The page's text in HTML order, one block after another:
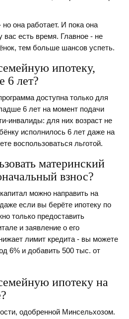
она работает. И пока она
вас есть время. Главное - не
тем больше шансов успеть.
ипотеку,
6 лет?
доступна только для
6 лет на момент подачи
инвалиды: для них возраст не
исполнилось 6 лет даже на
воспользоваться льготой.
материнский
взнос?
можно направить на
если вы берёте ипотеку по
только предоставить
и заявление о его
лимит кредита - вы можете
6% и добавить 500 тыс. от
ипотеку на
одобренной Минсельхозом.